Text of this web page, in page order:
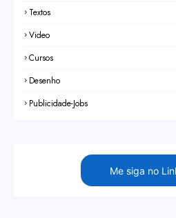
Textos
Video
Cursos
Desenho
Publicidade-Jobs
Me siga no